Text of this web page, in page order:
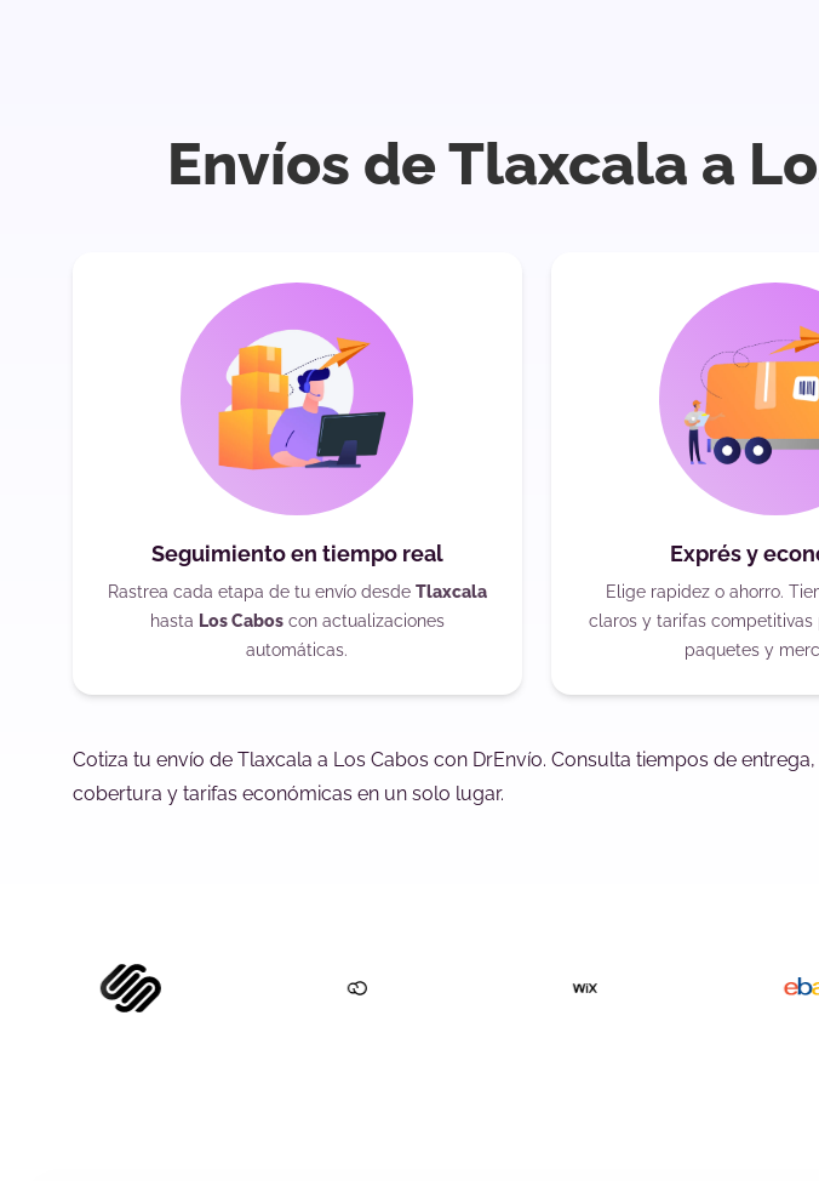
Envíos de Tlaxcala a
Seguimiento en tiempo real
Rastrea cada etapa de tu envío desde Tlaxcala
hasta Los Caboscon actualizaciones
automáticas.
Exprés y
Elige rapidez o ahorro.
claros y tarifas competitivas
paquetes y
Cotiza tu envío de Tlaxcala a Los Cabos con DrEnvío. Consulta tiempos de entrega,
cobertura y tarifas económicas en un solo lugar.